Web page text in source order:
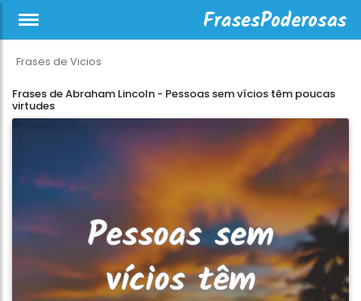
Frases de Vicios
Frases de Abraham Lincoln - Pessoas sem vícios têm poucas
virtudes